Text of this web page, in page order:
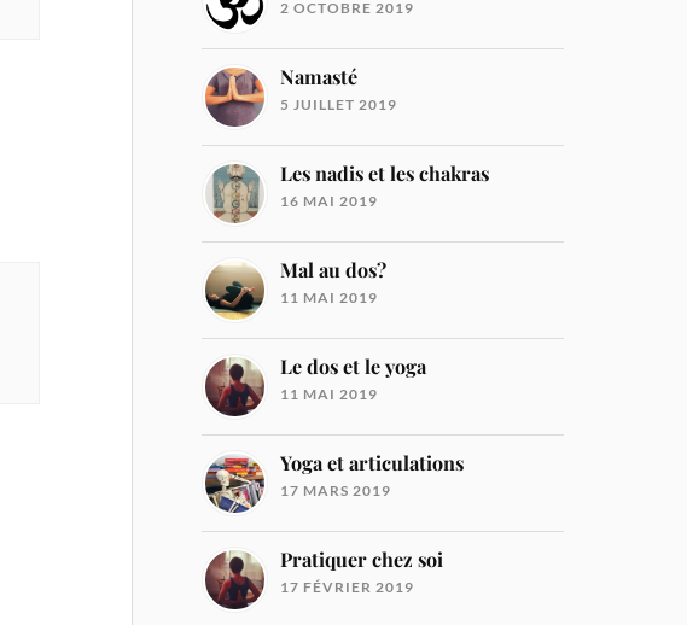
2 OCTOBRE 2019
Namasté
5 JUILLET 2019
Les nadis et les chakras
16 MAI 2019
Mal au dos?
11 MAI 2019
Le dos et le yoga
11 MAI 2019
Yoga et articulations
17 MARS 2019
Pratiquer chez soi
17 FÉVRIER 2019